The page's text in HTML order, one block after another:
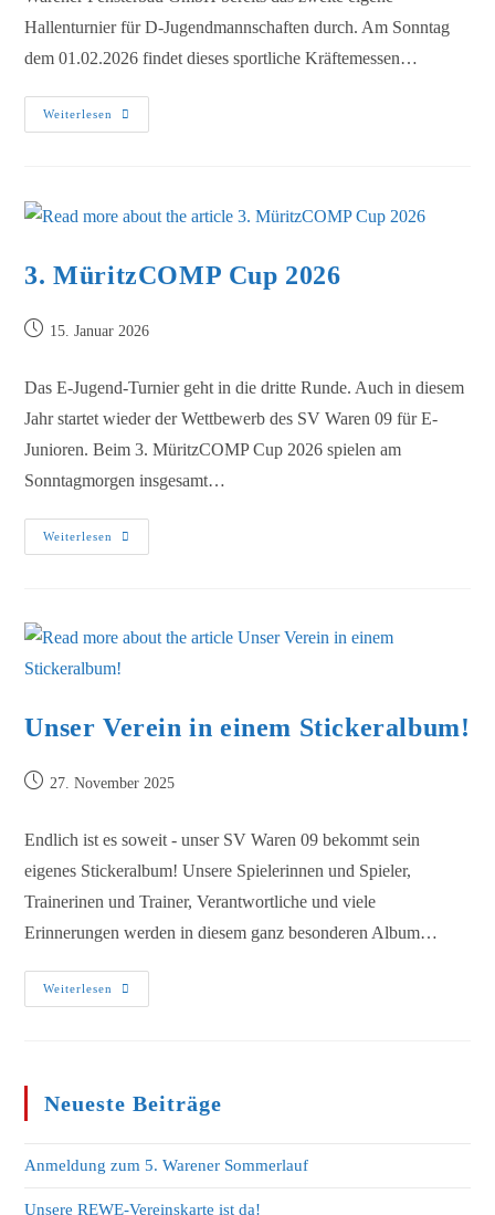
Hallenturnier für D-Jugendmannschaften durch. Am Sonntag
dem 01.02.2026 findet dieses sportliche Kräftemessen…
Weiterlesen
3. MüritzCOMP Cup 2026
15. Januar 2026
Das E-Jugend-Turnier geht in die dritte Runde. Auch in diesem
Jahr startet wieder der Wettbewerb des SV Waren 09 für E-
Junioren. Beim 3. MüritzCOMP Cup 2026 spielen am
Sonntagmorgen insgesamt…
Weiterlesen
Unser Verein in einem Stickeralbum!
27. November 2025
Endlich ist es soweit - unser SV Waren 09 bekommt sein
eigenes Stickeralbum! Unsere Spielerinnen und Spieler,
Trainerinen und Trainer, Verantwortliche und viele
Erinnerungen werden in diesem ganz besonderen Album…
Weiterlesen
Neueste Beiträge
Anmeldung zum 5. Warener Sommerlauf
Unsere REWE-Vereinskarte ist da!